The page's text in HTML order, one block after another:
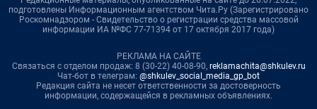
подготовлены Информационным агентством Чита.Ру (Зарегистрировано
Роскомнадзором - Свидетельство о регистрации средства массовой
информации ИА №ФС 77-71394 от 17 октября 2017 года)
РЕКЛАМА НА САЙТЕ
Связаться с отделом продаж: 8 (30-22) 40-08-90, reklamachita@shkulev.ru
Чат-бот в телеграм: @shkulev_social_media_gp_bot
Редакция сайта не несет ответственности за достоверность
информации, содержащейся в рекламных объявлениях.